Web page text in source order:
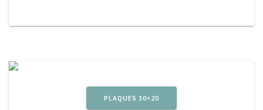
PLAQUES 30×20